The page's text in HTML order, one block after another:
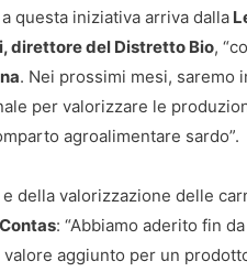
questa iniziativa arriva dalla
direttore del Distretto Bio,
. Nei prossimi mesi, saremo
per valorizzare le
agroalimentare sardo”.
e della valorizzazione delle
: “Abbiamo aderito fin
aggiunto per un